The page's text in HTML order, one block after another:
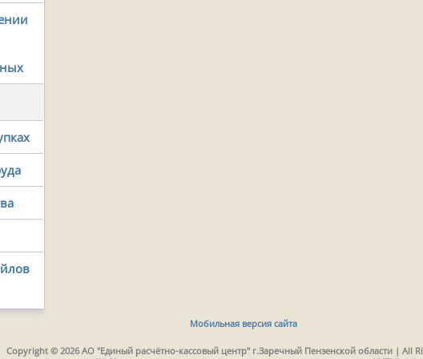
Мобильная версия сайта
Copyright © 2026 АО "Единый расчётно-кассовый центр" г.Заречный Пензенской области | All